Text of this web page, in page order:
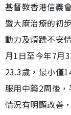
基督教香港信義
暨大麻治療的初
動力及煩躁不安
月1日至今年7月
23.3歲，最小僅
服用中藥2周後
情況有明顯改善